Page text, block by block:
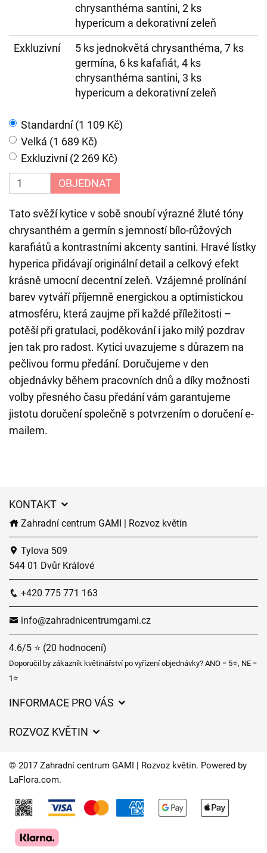
chrysanthéma santini, 2 ks
hypericum a dekorativní zeleň
Exkluzivní
5 ks jednokvětá chrysanthéma, 7 ks
germína, 6 ks kafafiát, 4 ks
chrysanthéma santini, 3 ks
hypericum a dekorativní zeleň
Standardní (1 109 Kč)
Velká (1 689 Kč)
Exkluzivní (2 269 Kč)
OBJEDNAT
Tato svěží kytice v sobě snoubí výrazné žluté tóny
chrysanthém a germín s jemností bílo-růžových
karafiátů a kontrastními akcenty santini. Hravé lístky
hyperica přidávají originální detail a celkový efekt
krásně umocní decentní zeleň. Vzájemné prolínání
barev vytváří příjemně energickou a optimistickou
atmosféru, která zaujme při každé příležitosti –
potěší při gratulaci, poděkování i jako milý pozdrav
jen tak pro radost. Kytici uvazujeme s důrazem na
pečlivou formu předání. Doručujeme v den
objednávky během pracovních dnů a díky možnosti
volby přesného času předání vám garantujeme
jistotu doručení společně s potvrzením o doručení e-
mailem.
KONTAKT
Zahradní centrum GAMI | Rozvoz květin
Tylova 509
544 01 Dvůr Králové
+420 775 771 163
info@zahradnicentrumgami.cz
4.6/5 ⭐ (20 hodnocení)
Doporučil by zákazník květinářství po vyřízení objednávky? ANO = 5⭐, NE =
1⭐
INFORMACE PRO VÁS
Často kladené dotazy
O nás
Časy doručení květin – přehled možností
ROZVOZ KVĚTIN
Kam doručujeme květiny
Kontakt
© 2017 Zahradní centrum GAMI | Rozvoz květin. Powered by
LaFlora.com.